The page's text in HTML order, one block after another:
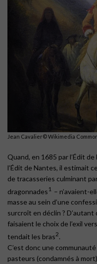
Jean Cavalier© Wikimedia
Quand, en 1685 par l’Édit
l’Édit de Nantes, il estimait
de tracasseries culminant
dragonnades 1 – n’avaient-
masse au sein d’une
surcroît en déclin ?
faisaient le choix de l’exil
tendait les bras2.
C’est donc une
pasteurs (condamnés à